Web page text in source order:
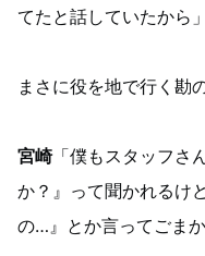
てたと話していたから」
まさに役を地で行く勘
宮崎「僕もスタッフさ
か？』って聞かれるけ
の…』とか言ってごま